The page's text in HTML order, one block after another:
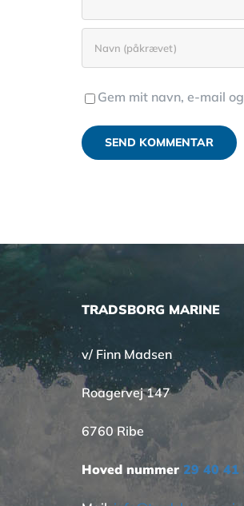
Gem mit navn, e-mail
TRADSBORG MARINE
v/ Finn Madsen
Roagervej 147
6760 Ribe
Hoved nummer 29 40 41